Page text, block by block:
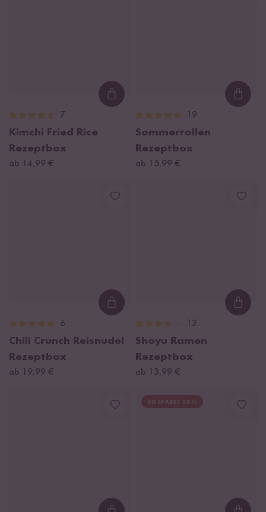
Loading...
7
Kimchi Fried Rice
Rezeptbox
ab 14,99 €
19
Sommerrollen
Rezeptbox
ab 15,99 €
Loading...
6
Chili Crunch Reisnudel
Rezeptbox
ab 19,99 €
12
Shoyu Ramen
Rezeptbox
ab 13,99 €
DU SPARST 10 %